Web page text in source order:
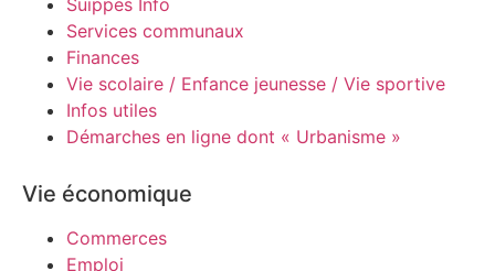
Services communaux
Finances
Vie scolaire / Enfance jeunesse / Vie sportive
Infos utiles
Démarches en ligne dont « Urbanisme »
Vie économique
Commerces
Emploi